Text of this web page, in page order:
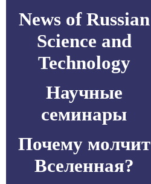
News of Russian
Science and
Technology
Научные
семинары
Почему молчит
Вселенная?